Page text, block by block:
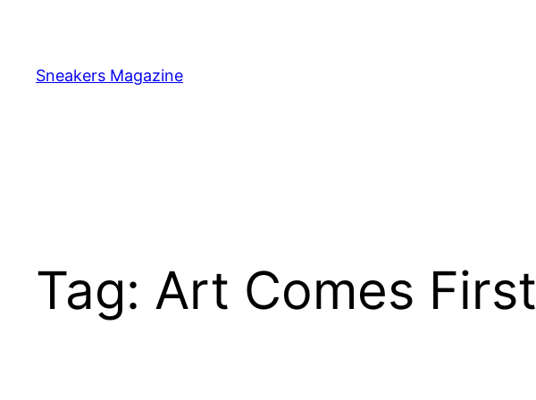
content
Sneakers Magazine
Tag: Art Comes First